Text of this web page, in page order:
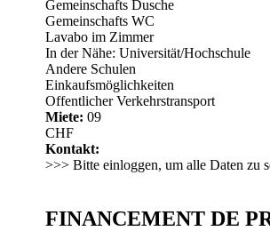
Gemeinschafts Dusche
Gemeinschafts WC
Lavabo im Zimmer
In der Nähe: Universität/Hochschule
Andere Schulen
Einkaufsmöglichkeiten
Offentlicher Verkehrstransport
Miete: 09
CHF
Kontakt:
>>> Bitte einloggen, um alle Daten zu
FINANCEMENT DE